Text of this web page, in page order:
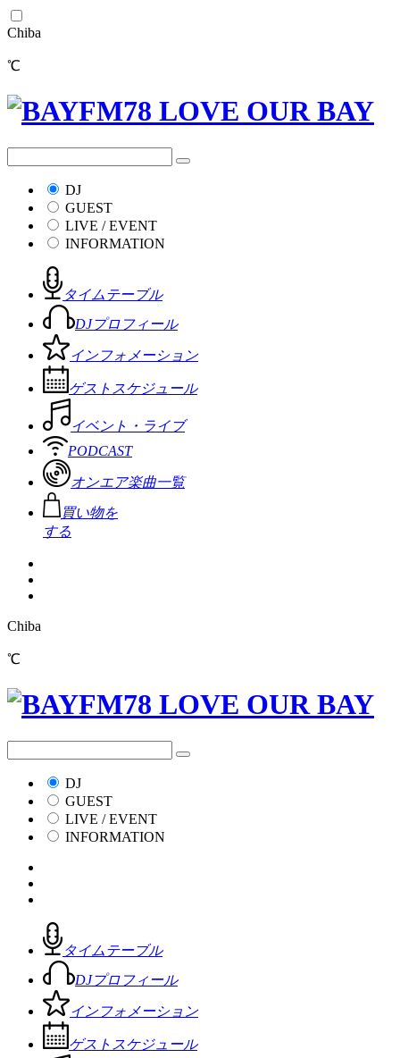
Chiba
℃
DJ
GUEST
LIVE / EVENT
INFORMATION
タイムテーブル
DJプロフィール
インフォメーション
ゲストスケジュール
イベント・ライブ
PODCAST
オンエア楽曲一覧
買い物を
する
Chiba
℃
DJ
GUEST
LIVE / EVENT
INFORMATION
タイムテーブル
DJプロフィール
インフォメーション
ゲストスケジュール